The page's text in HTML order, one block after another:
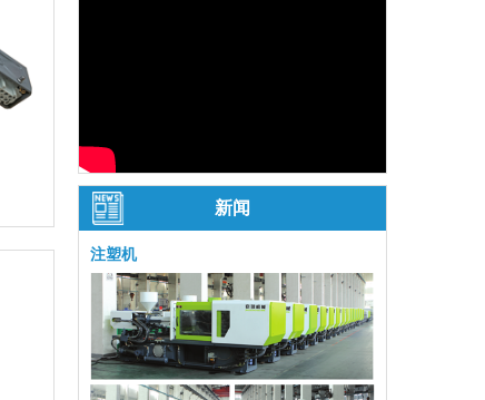
新闻
注塑机